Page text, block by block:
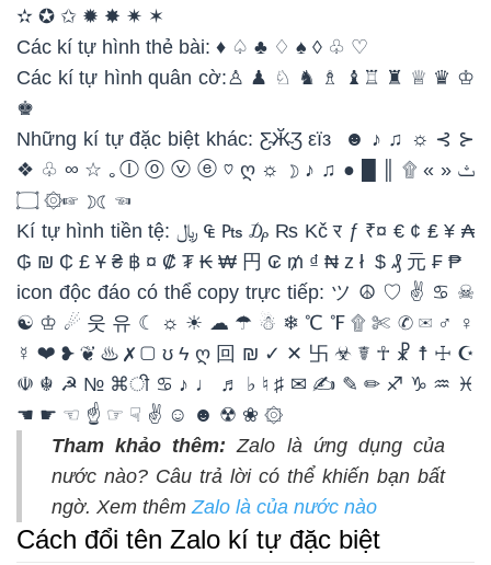
✫ ✪ ✩ ✹ ✸ ✷ ✶
Các kí tự hình thẻ bài: ♦ ♤ ♣ ♢ ♠ ◊ ♧ ♡
Các kí tự hình quân cờ:♙ ♟ ♘ ♞ ♗ ♝♖ ♜ ♕ ♛ ♔
♚
Những kí tự đặc biệt khác: Ƹ̴Ӂ̴Ʒ εїз ☻ ♪ ♫ ☼ ⊰ ⊱
❖ ♧ ∞ ☆ ｡ⓛ ⓞ ⓥ ⓔ ♡ ღ ☼ ٿ « » ۩ ║ █ ● ♫ ♪ ☽
Kí tự hình tiền tệ: ﷼ ₠ ₧ ₯ ₨ Kč र ƒ ₹¤ € ¢ ₤ ¥ ₳
₲ ₪ ₵ £ Ұ ₴ ฿ ¤ ₡ ₮ ₭ ₩ 円 ₢ ₥ ₫ ₦ z ł $ ₰ 元 ₣ ₱
icon độc đáo có thể copy trực tiếp: ツ ☮ ♡ ✌ ♋ ☠
☯ ♔ ☄ 웃 유 ☾ ☼ ☀ ☁ ☂ ☃ ❄ ℃ ℉ ۩ ✄ ✆ ✉ ♂ ♀
☿ ❤ ❥ ❦ ♨ ✗ ▢ ʊ ϟ ღ 回 ₪ ✓ ✕ 卐 ☣ ☤ ☥ ☧ ☨ ☩ ☪
☫ ☬ ☭ № ⌘ी ♋ ♪ ♩ ♬ ♭ ♮ ♯ ✉ ✍ ✎ ✏ ♐ ♑ ♒ ♓
☚ ☛ ☜ ☝ ☞ ☟ ✌ ☺ ☻ ☢ ❀ ۞
Tham khảo thêm: Zalo là ứng dụng của
nước nào? Câu trả lời có thể khiến bạn bất
ngờ. Xem thêm Zalo là của nước nào
Cách đổi tên Zalo kí tự đặc biệt